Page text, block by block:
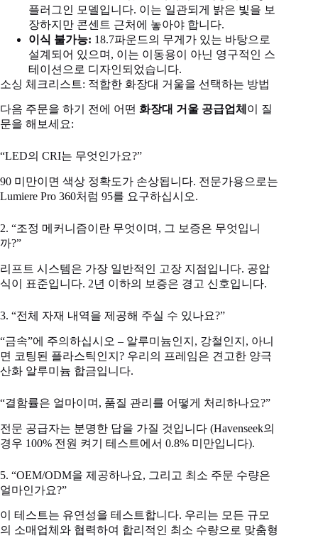
플러그인 모델입니다. 이는 일관되게 밝은 빛을 보
장하지만 콘센트 근처에 놓아야 합니다.
이식 불가능: 18.7파운드의 무게가 있는 바탕으로
설계되어 있으며, 이는 이동용이 아닌 영구적인 스
테이션으로 디자인되었습니다.
소싱 체크리스트: 적합한 화장대 거울을 선택하는 방법
다음 주문을 하기 전에 어떤 화장대 거울 공급업체 이 질
문을 해보세요:
“LED의 CRI는 무엇인가요?”
90 미만이면 색상 정확도가 손상됩니다. 전문가용으로는
Lumiere Pro 360처럼 95를 요구하십시오.
2. “조정 메커니즘이란 무엇이며, 그 보증은 무엇입니
까?”
리프트 시스템은 가장 일반적인 고장 지점입니다. 공압
식이 표준입니다. 2년 이하의 보증은 경고 신호입니다.
3. “전체 자재 내역을 제공해 주실 수 있나요?”
“금속”에 주의하십시오 – 알루미늄인지, 강철인지, 아니
면 코팅된 플라스틱인지? 우리의 프레임은 견고한 양극
산화 알루미늄 합금입니다.
“결함률은 얼마이며, 품질 관리를 어떻게 처리하나요?”
전문 공급자는 분명한 답을 가질 것입니다 (Havenseek의
경우 100% 전원 켜기 테스트에서 0.8% 미만입니다).
5. “OEM/ODM을 제공하나요, 그리고 최소 주문 수량은
얼마인가요?”
이 테스트는 유연성을 테스트합니다. 우리는 모든 규모
의 소매업체와 협력하여 합리적인 최소 수량으로 맞춤형